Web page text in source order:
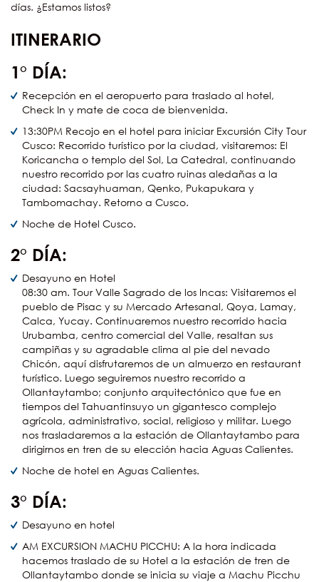
días. ¿Estamos listos?
ITINERARIO
1° DÍA:
Recepción en el aeropuerto para traslado al hotel,
Check In y mate de coca de bienvenida.
13:30PM Recojo en el hotel para iniciar Excursión City Tour
Cusco: Recorrido turístico por la ciudad, visitaremos: El
Koricancha o templo del Sol, La Catedral, continuando
nuestro recorrido por las cuatro ruinas aledañas a la
ciudad: Sacsayhuaman, Qenko, Pukapukara y
Tambomachay. Retorno a Cusco.
Noche de Hotel Cusco.
2° DÍA:
Desayuno en Hotel
08:30 am. Tour Valle Sagrado de los Incas: Visitaremos el
pueblo de Pisac y su Mercado Artesanal, Qoya, Lamay,
Calca, Yucay. Continuaremos nuestro recorrido hacia
Urubamba, centro comercial del Valle, resaltan sus
campiñas y su agradable clima al pie del nevado
Chicón, aquí disfrutaremos de un almuerzo en restaurant
turístico. Luego seguiremos nuestro recorrido a
Ollantaytambo; conjunto arquitectónico que fue en
tiempos del Tahuantinsuyo un gigantesco complejo
agrícola, administrativo, social, religioso y militar. Luego
nos trasladaremos a la estación de Ollantaytambo para
dirigirnos en tren de su elección hacia Aguas Calientes.
Noche de hotel en Aguas Calientes.
3° DÍA:
Desayuno en hotel
AM EXCURSION MACHU PICCHU: A la hora indicada
hacemos traslado de su Hotel a la estación de tren de
Ollantaytambo donde se inicia su viaje a Machu Picchu